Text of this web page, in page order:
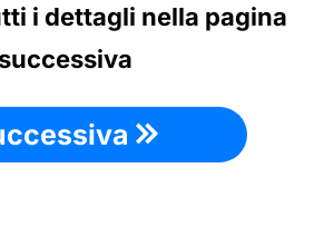
i dettagli nella pagina
successiva